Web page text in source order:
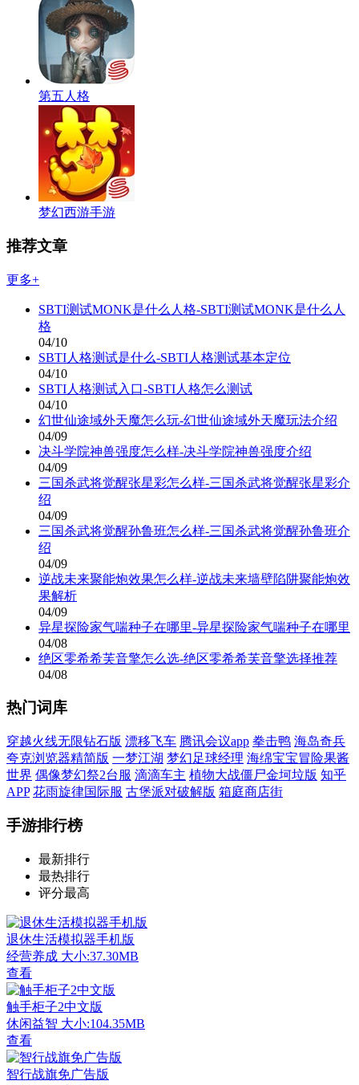
第五人格
梦幻西游手游
推荐文章
更多+
SBTI测试MONK是什么人格-SBTI测试MONK是什么人
格
04/10
SBTI人格测试是什么-SBTI人格测试基本定位
04/10
SBTI人格测试入口-SBTI人格怎么测试
04/10
幻世仙途域外天魔怎么玩-幻世仙途域外天魔玩法介绍
04/09
决斗学院神兽强度怎么样-决斗学院神兽强度介绍
04/09
三国杀武将觉醒张星彩怎么样-三国杀武将觉醒张星彩介
绍
04/09
三国杀武将觉醒孙鲁班怎么样-三国杀武将觉醒孙鲁班介
绍
04/09
逆战未来聚能炮效果怎么样-逆战未来墙壁陷阱聚能炮效
果解析
04/09
异星探险家气喘种子在哪里-异星探险家气喘种子在哪里
04/08
绝区零希希芙音擎怎么选-绝区零希希芙音擎选择推荐
04/08
热门词库
穿越火线无限钻石版 漂移飞车 腾讯会议app 拳击鸭 海岛奇兵
夸克浏览器精简版 一梦江湖 梦幻足球经理 海绵宝宝冒险果酱
世界 偶像梦幻祭2台服 滴滴车主 植物大战僵尸金坷垃版 知乎
APP 花雨旋律国际服 古堡派对破解版 箱庭商店街
手游排行榜
最新排行
最热排行
评分最高
退休生活模拟器手机版
经营养成 大小:37.30MB
查看
触手柜子2中文版
休闲益智 大小:104.35MB
查看
智行战旗免广告版